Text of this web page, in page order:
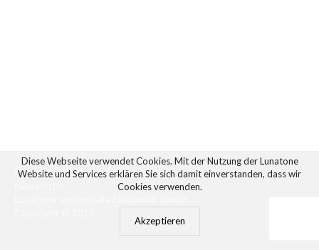
Diese Webseite verwendet Cookies. Mit der Nutzung der Lunatone
Website und Services erklären Sie sich damit einverstanden, dass wir
Cookies verwenden.
Akzeptieren
Impressum&Datenschutzerklärung